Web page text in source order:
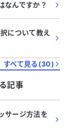
なんですか？
について教え
すべて見る(30)
記事
サージ方法を